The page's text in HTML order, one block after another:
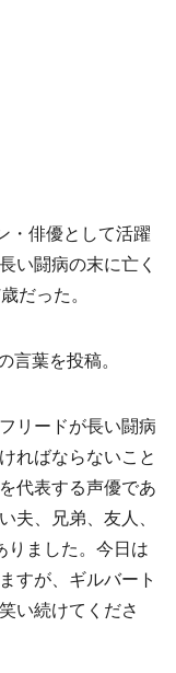
・俳優として活躍
い闘病の末に亡く
だった。
葉を投稿。
リードが長い闘病
ればならないこと
代表する声優であ
夫、兄弟、友人、
りました。今日は
すが、ギルバート
い続けてくださ